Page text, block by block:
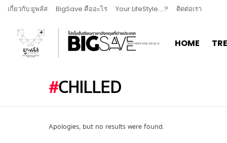
เกี่ยวกับ ยูพลัส BigSave คืออะไร Your LifeStyle….? ติดต่อเรา
HOME
CHILLED
Apologies, but no results were found.